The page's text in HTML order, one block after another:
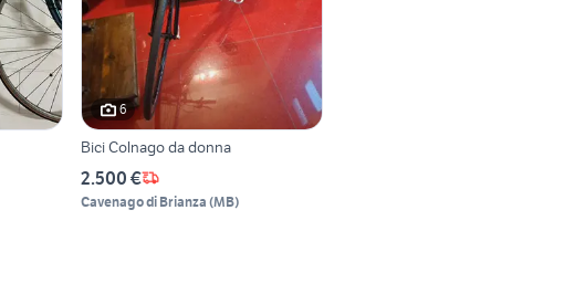
6
Bici Colnago da donna
2.500 €
Cavenago di Brianza (MB)